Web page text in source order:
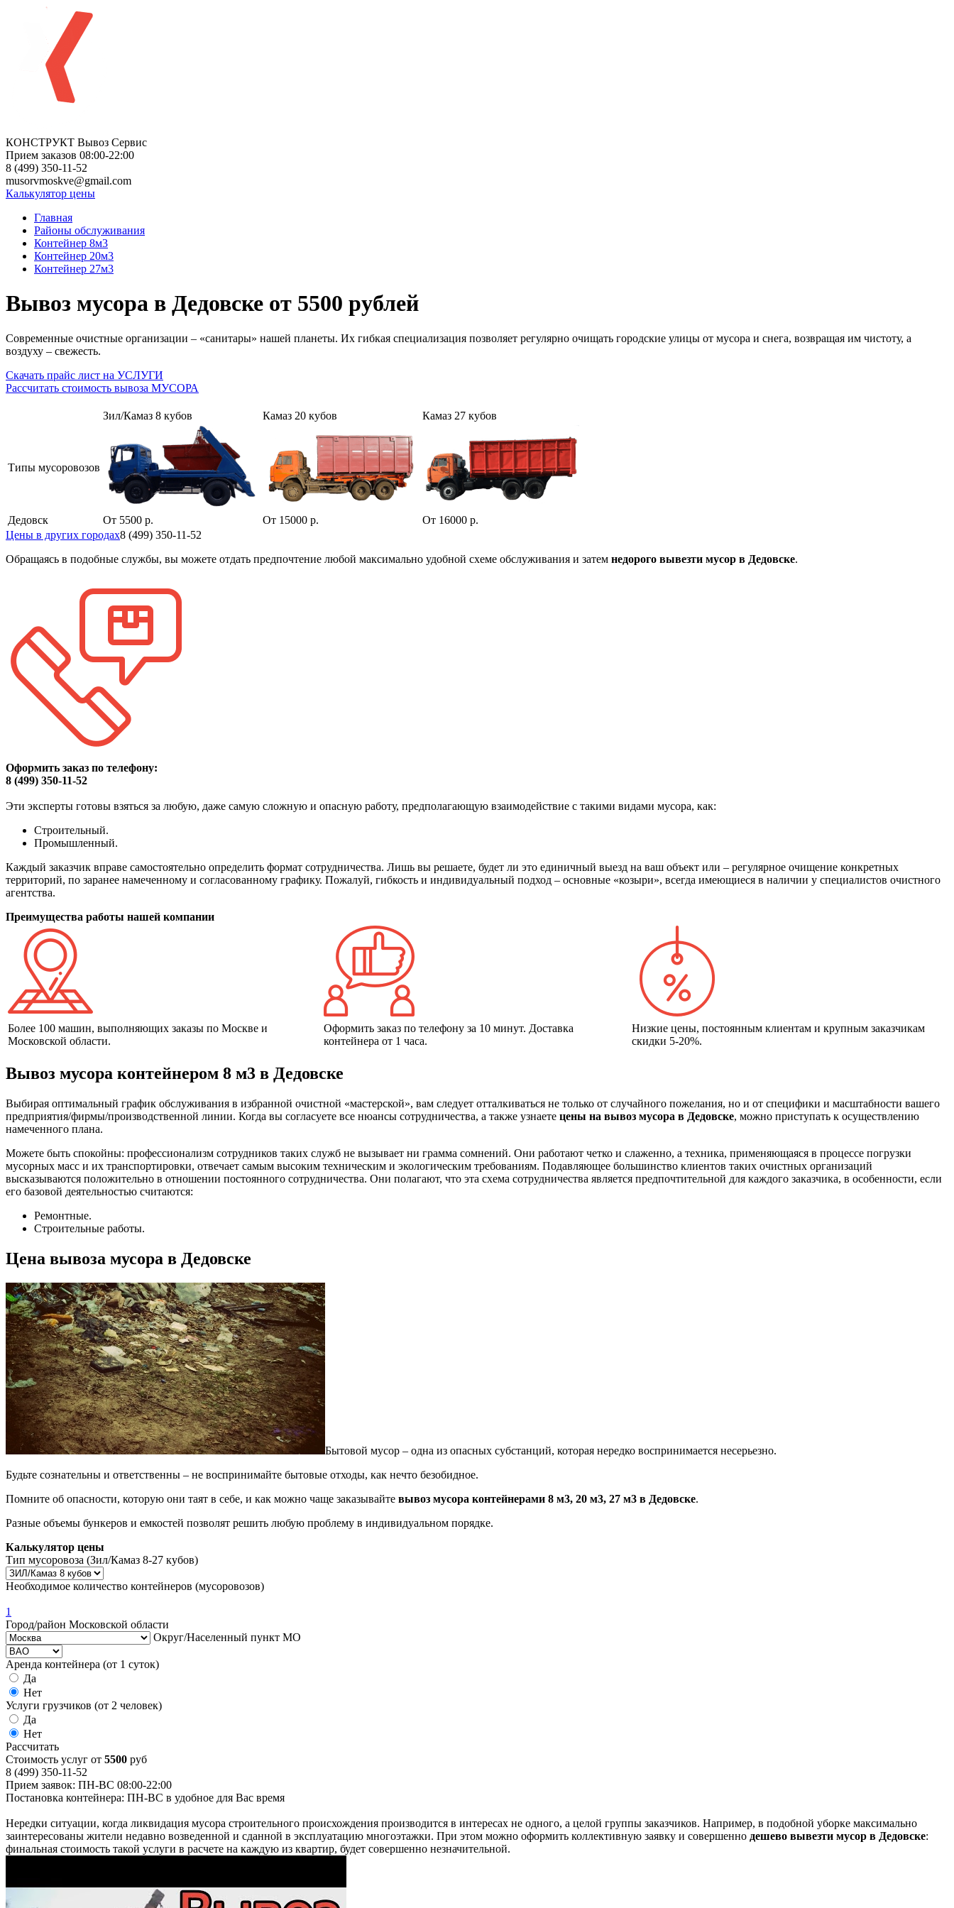
КОНСТРУКТ Вывоз Сервис
Прием заказов 08:00-22:00
8 (499) 350-11-52
musorvmoskve@gmail.com
Калькулятор цены
Главная
Районы обслуживания
Контейнер 8м3
Контейнер 20м3
Контейнер 27м3
Вывоз мусора в Дедовске от 5500 рублей
Современные очистные организации – «санитары» нашей планеты. Их гибкая специализация позволяет регулярно очищать городские улицы от мусора и снега, возвращая им чистоту, а
воздуху – свежесть.
Скачать прайс лист на УСЛУГИ
Рассчитать стоимость вывоза МУСОРА
Зил/Камаз 8 кубов Камаз 20 кубов Камаз 27 кубов
Типы мусоровозов
Дедовск От 5500 р. От 15000 р.
От 16000 р.
Цены в других городах8 (499) 350-11-52
Обращаясь в подобные службы, вы можете отдать предпочтение любой максимально удобной схеме обслуживания и затем недорого вывезти мусор в Дедовске.
Оформить заказ по телефону:
8 (499) 350-11-52
Эти эксперты готовы взяться за любую, даже самую сложную и опасную работу, предполагающую взаимодействие с такими видами мусора, как:
Строительный.
Промышленный.
Каждый заказчик вправе самостоятельно определить формат сотрудничества. Лишь вы решаете, будет ли это единичный выезд на ваш объект или – регулярное очищение конкретных
территорий, по заранее намеченному и согласованному графику. Пожалуй, гибкость и индивидуальный подход – основные «козыри», всегда имеющиеся в наличии у специалистов очистного
агентства.
Преимущества работы нашей компании
Более 100 машин, выполняющих заказы по Москве и
Московской области.
Оформить заказ по телефону за 10 минут. Доставка
контейнера от 1 часа.
Низкие цены, постоянным клиентам и крупным заказчикам
скидки 5-20%.
Вывоз мусора контейнером 8 м3 в Дедовске
Выбирая оптимальный график обслуживания в избранной очистной «мастерской», вам следует отталкиваться не только от случайного пожелания, но и от специфики и масштабности вашего
предприятия/фирмы/производственной линии. Когда вы согласуете все нюансы сотрудничества, а также узнаете цены на вывоз мусора в Дедовске, можно приступать к осуществлению
намеченного плана.
Можете быть спокойны: профессионализм сотрудников таких служб не вызывает ни грамма сомнений. Они работают четко и слаженно, а техника, применяющаяся в процессе погрузки
мусорных масс и их транспортировки, отвечает самым высоким техническим и экологическим требованиям. Подавляющее большинство клиентов таких очистных организаций
высказываются положительно в отношении постоянного сотрудничества. Они полагают, что эта схема сотрудничества является предпочтительной для каждого заказчика, в особенности, если
его базовой деятельностью считаются:
Ремонтные.
Строительные работы.
Цена вывоза мусора в Дедовске
Бытовой мусор – одна из опасных субстанций, которая нередко воспринимается несерьезно.
Будьте сознательны и ответственны – не воспринимайте бытовые отходы, как нечто безобидное.
Помните об опасности, которую они таят в себе, и как можно чаще заказывайте вывоз мусора контейнерами 8 м3, 20 м3, 27 м3 в Дедовске.
Разные объемы бункеров и емкостей позволят решить любую проблему в индивидуальном порядке.
Калькулятор цены
Тип мусоровоза (Зил/Камаз 8-27 кубов)
Необходимое количество контейнеров (мусоровозов)
1
Город/район Московской области
Округ/Населенный пункт МО
Аренда контейнера (от 1 суток)
Да
Нет
Услуги грузчиков (от 2 человек)
Да
Нет
Рассчитать
Стоимость услуг от 5500 руб
8 (499) 350-11-52
Прием заявок: ПН-ВС 08:00-22:00
Постановка контейнера: ПН-ВС в удобное для Вас время
Нередки ситуации, когда ликвидация мусора строительного происхождения производится в интересах не одного, а целой группы заказчиков. Например, в подобной уборке максимально
заинтересованы жители недавно возведенной и сданной в эксплуатацию многоэтажки. При этом можно оформить коллективную заявку и совершенно дешево вывезти мусор в Дедовске:
финальная стоимость такой услуги в расчете на каждую из квартир, будет совершенно незначительной.